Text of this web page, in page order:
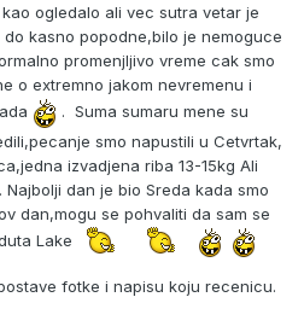
ogledalo ali vec sutra vetar je
kasno popodne,bilo je nemoguce
promenjljivo vreme cak smo
o extremno jakom nevremenu i
. Suma sumaru mene su
smo napustili u Cetvrtak,
izvadjena riba 13-15kg Ali
dan je bio Sreda kada smo
dan,mogu se pohvaliti da sam se
Lake
fotke i napisu koju recenicu.